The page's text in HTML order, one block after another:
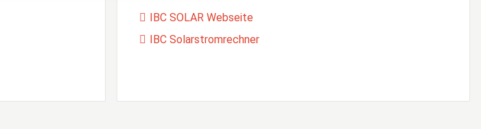
IBC SOLAR Webseite
IBC Solarstromrechner